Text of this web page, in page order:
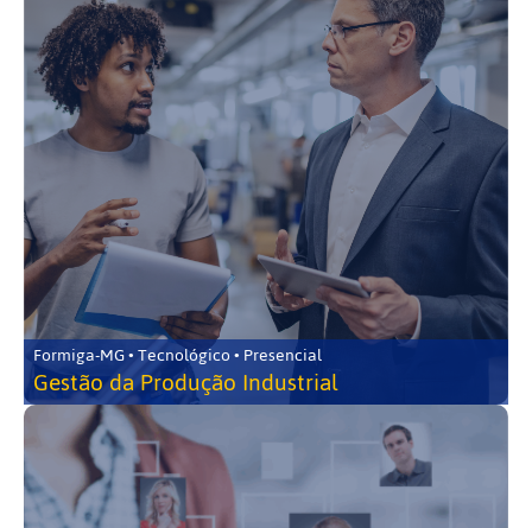
Formiga-MG • Tecnológico • Presencial
Gestão da Produção Industrial